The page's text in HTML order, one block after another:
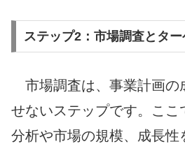
ステップ2：市場調査とタ
市場調査は、事業計画の
せないステップです。ここ
分析や市場の規模、成長性